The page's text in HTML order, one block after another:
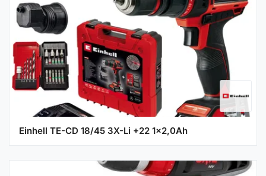
Einhell TE-CD 18/45 3X-Li +22 1x2,0Ah